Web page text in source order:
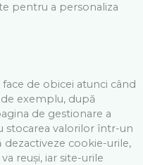
pentru a personaliza
de obicei atunci când
exemplu, după
de gestionare a
stocarea valorilor într-un
dezactiveze cookie-urile,
reuși, iar site-urile